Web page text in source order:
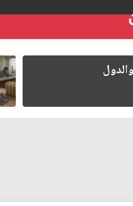
رواتب الموظفين على